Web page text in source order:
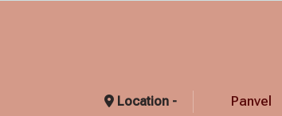
Location - Panvel